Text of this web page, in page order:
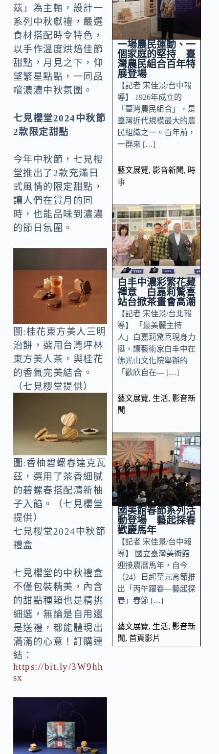
茲」為主軸，設計一
系列中秋獻禮，嚴選
食材搭配時令特色，
以手作溫度烘焙佳節
甜點，月見之下，仰
望繁星點點，一同品
嚐濃濃中秋氛圍。
七見櫻堂2024中秋節
2款限定甜點
今年中秋節，七見櫻
堂推出了2款充滿日
式風情的限定甜點，
讓人們在賞月的同
時，也能品味到濃濃
的節日氛圍。
圖:桂花東方美人三明
治餅，選用台灣坪林
東方美人茶，與桂花
的香氣完美結合。
（七見櫻堂提供）
圖:香柚碧螺春達克瓦
茲，選用了茶香細膩
的碧螺春搭配清新柚
子入餡。（七見櫻堂
提供）
七見櫻堂2024中秋節
禮盒
七見櫻堂的中秋禮盒
不僅包裝精美，內含
的甜點種類也是精挑
細選，無論是自用還
是送禮，都能體現出
滿滿的心意！訂購連
結：
https://bit.ly/3W9hh
sx
一場農民運動、一
個家庭的堅持 臺
灣農民組合百年特
展登場
【記者 宋佳景/台中報
導】 1926年成立的
「臺灣農民組合」，是
臺灣近代規模最大的農
民組織之一。百年前，
一群來 […]
藝文展覽, 影音新聞, 時
事
白丰中濃彩繁花藏
禪意 白嘉莉驚喜
站台掀茶畫會高潮
【記者 宋佳景/台北報
導】 「最美麗主持
人」白嘉莉驚喜現身力
挺，讓藝術家白丰中在
佛光山文化院舉辦的
「歡欣自在— […]
藝文展覽, 生活, 影音新
聞
國美館春節系列活
動登場 藝起探春
歡慶馬年
【記者 宋佳景/台中報
導】 國立臺灣美術館
迎接農曆馬年，自今
（24）日起至元宵節推
出「丙午躍春—藝起探
春」春節 […]
藝文展覽, 生活, 影音新
聞, 首頁影片